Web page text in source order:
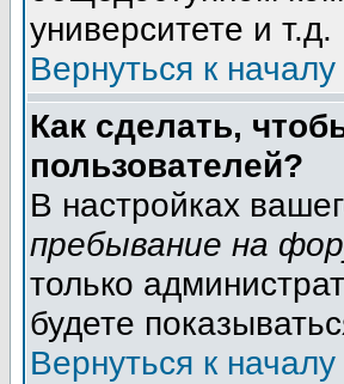
университете и т.д.
Вернуться к началу
Как сделать,
пользователей?
В настройках
пребывание на
только
будете
Вернуться к началу